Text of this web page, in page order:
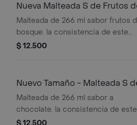
Nueva Malteada S de Frutos
Bosque
Malteada de 266 ml sabor frutos
bosque. la consistencia de este
producto puede variar debido al
$ 12.500
Nuevo Tamaño - Malteada S
Chocolate
Malteada de 266 ml sabor a
chocolate. la consistencia de este
producto puede variar debido al